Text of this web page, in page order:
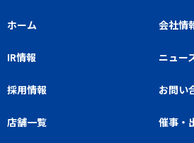
ホーム 会社情
IR情報 ニュー
採用情報 お問い
店舗一覧 催事・